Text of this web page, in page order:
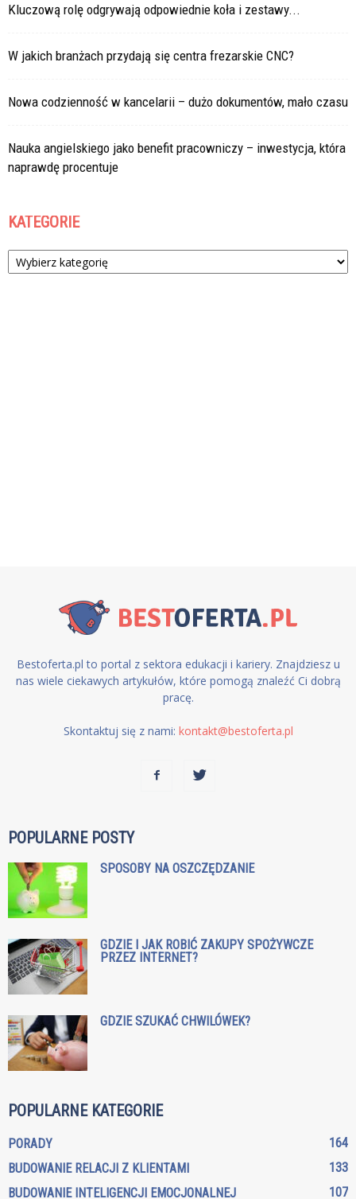
Kluczową rolę odgrywają odpowiednie koła i zestawy...
W jakich branżach przydają się centra frezarskie CNC?
Nowa codzienność w kancelarii – dużo dokumentów, mało czasu
Nauka angielskiego jako benefit pracowniczy – inwestycja, która
naprawdę procentuje
KATEGORIE
Kategorie
Bestoferta.pl to portal z sektora edukacji i kariery. Znajdziesz u
nas wiele ciekawych artykułów, które pomogą znaleźć Ci dobrą
pracę.
Skontaktuj się z nami: kontakt@bestoferta.pl
POPULARNE POSTY
SPOSOBY NA OSZCZĘDZANIE
GDZIE I JAK ROBIĆ ZAKUPY SPOŻYWCZE
PRZEZ INTERNET?
GDZIE SZUKAĆ CHWILÓWEK?
POPULARNE KATEGORIE
PORADY
164
BUDOWANIE RELACJI Z KLIENTAMI
133
BUDOWANIE INTELIGENCJI EMOCJONALNEJ
107